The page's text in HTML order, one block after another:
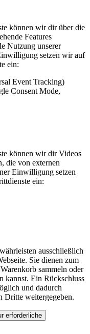
können wir dir über die
Features
Nutzung unserer
setzen wir auf
ein:
Event Tracking)
Consent Mode,
können wir dir Videos
die von externen
Einwilligung setzen
ein:
ausschließlich
Sie dienen zum
sammeln oder
kannst. Ein Rückschluss
und dadurch
Dritte weitergegeben.
erforderliche